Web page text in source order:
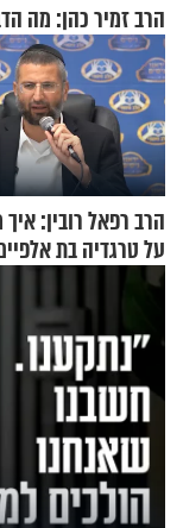
הרב זמיר כהן: מה
הרב רפאל רובין:
על טרגדיה בת